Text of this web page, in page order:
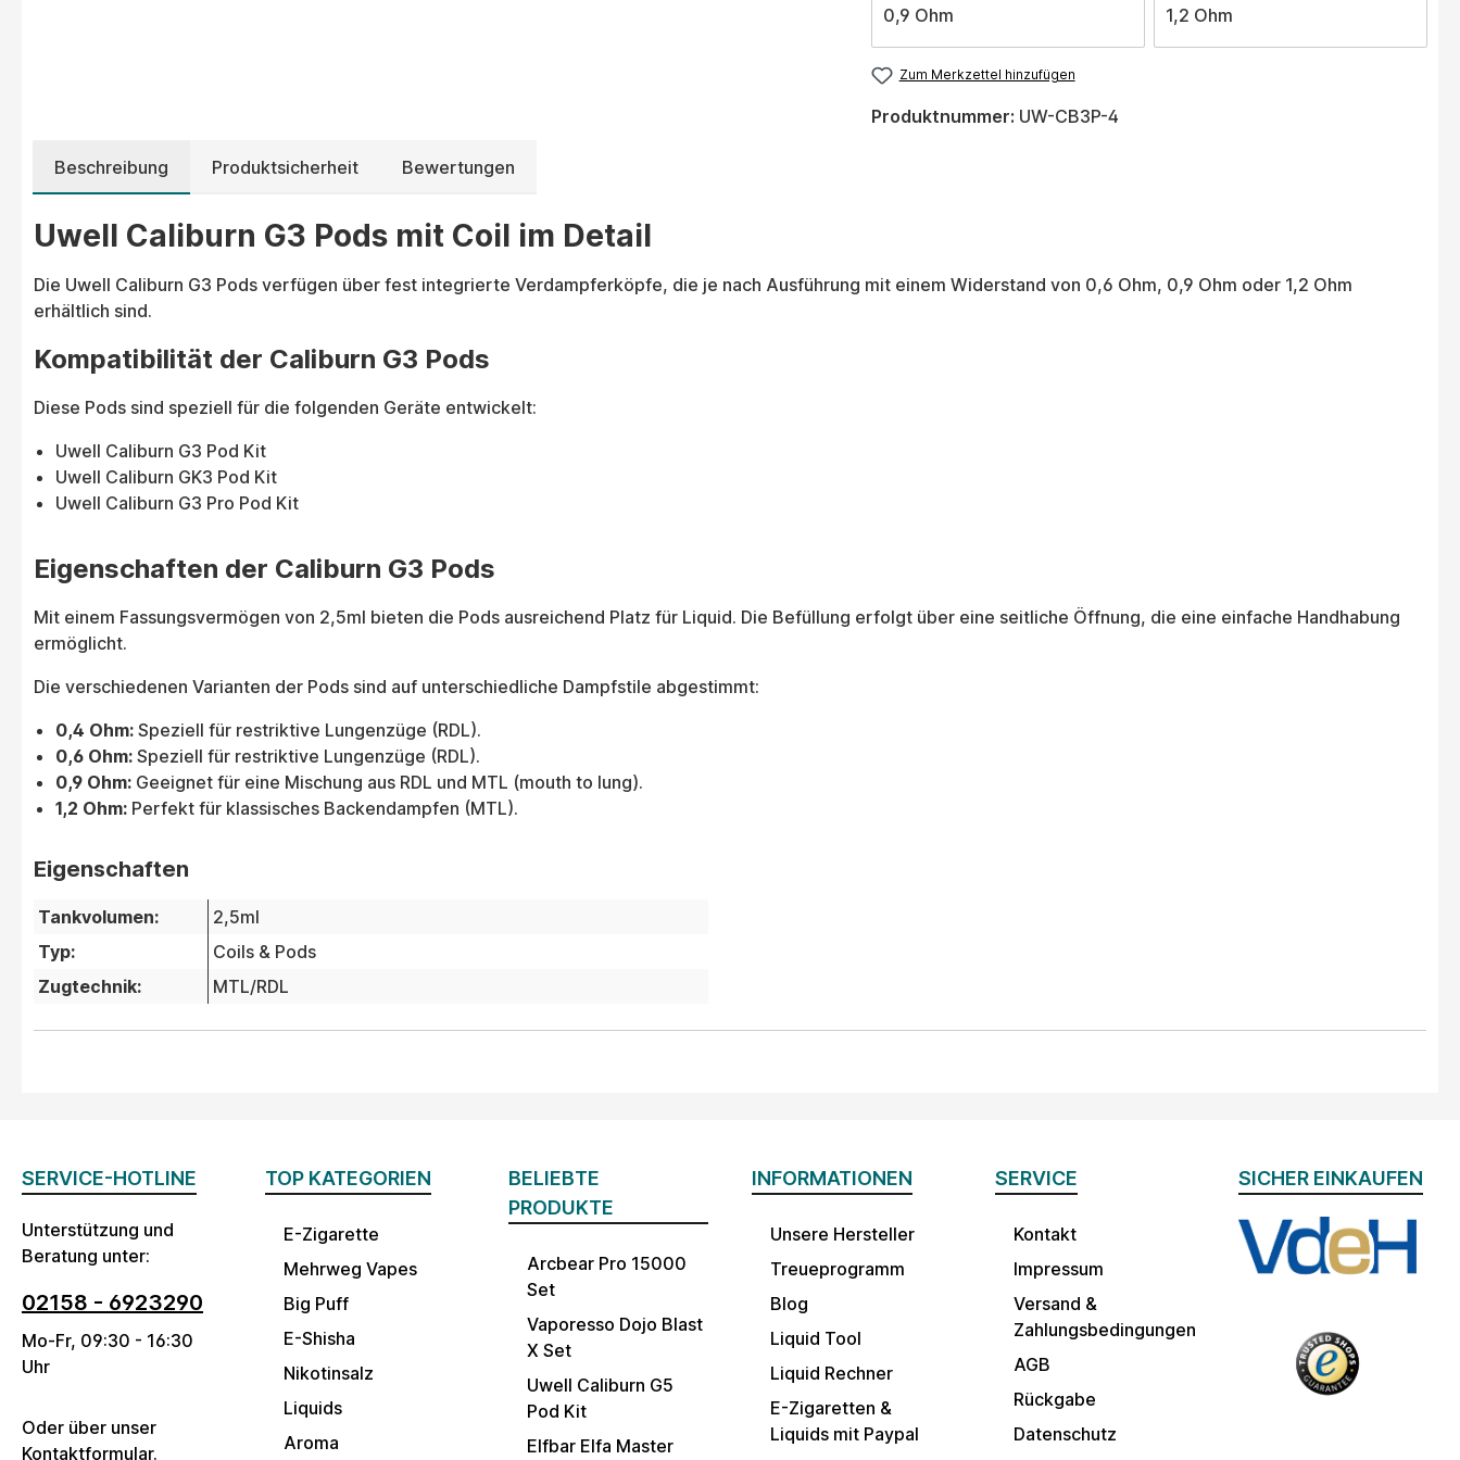
0,9 Ohm 1,2 Ohm
Zum Merkzettel hinzufügen
Produktnummer: UW-CB3P-4
Beschreibung Produktsicherheit Bewertungen
Uwell Caliburn G3 Pods mit Coil im Detail
Die Uwell Caliburn G3 Pods verfügen über fest integrierte Verdampferköpfe, die je nach Ausführung mit einem Widerstand von 0,6 Ohm, 0,9 Ohm oder 1,2 Ohm
erhältlich sind.
Kompatibilität der Caliburn G3 Pods
Diese Pods sind speziell für die folgenden Geräte entwickelt:
Uwell Caliburn G3 Pod Kit
Uwell Caliburn GK3 Pod Kit
Uwell Caliburn G3 Pro Pod Kit
Eigenschaften der Caliburn G3 Pods
Mit einem Fassungsvermögen von 2,5ml bieten die Pods ausreichend Platz für Liquid. Die Befüllung erfolgt über eine seitliche Öffnung, die eine einfache Handhabung
ermöglicht.
Die verschiedenen Varianten der Pods sind auf unterschiedliche Dampfstile abgestimmt:
0,4 Ohm: Speziell für restriktive Lungenzüge (RDL).
0,6 Ohm: Speziell für restriktive Lungenzüge (RDL).
0,9 Ohm: Geeignet für eine Mischung aus RDL und MTL (mouth to lung).
1,2 Ohm: Perfekt für klassisches Backendampfen (MTL).
Eigenschaften
Tankvolumen:
2,5ml
Typ:
Coils & Pods
Zugtechnik:
MTL/RDL
SERVICE-HOTLINE
Unterstützung und
Beratung unter:
02158 - 6923290
Mo-Fr, 09:30 - 16:30
Uhr
Oder über unser
Kontaktformular.
TOP KATEGORIEN
E-Zigarette
Mehrweg Vapes
Big Puff
E-Shisha
Nikotinsalz
Liquids
Aroma
BELIEBTE
PRODUKTE
Arcbear Pro 15000
Set
Vaporesso Dojo Blast
X Set
Uwell Caliburn G5
Pod Kit
Elfbar Elfa Master
INFORMATIONEN
Unsere Hersteller
Treueprogramm
Blog
Liquid Tool
Liquid Rechner
E-Zigaretten &
Liquids mit Paypal
SERVICE
Kontakt
Impressum
Versand &
Zahlungsbedingungen
AGB
Rückgabe
Datenschutz
SICHER EINKAUFEN